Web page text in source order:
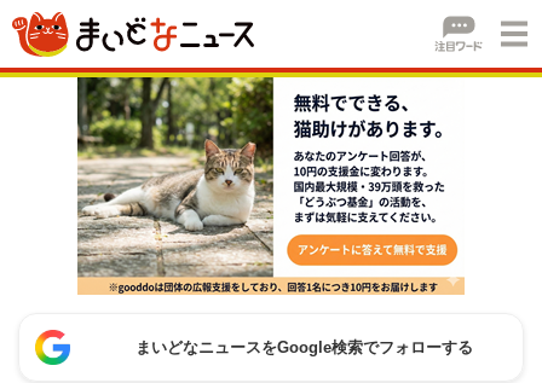
まいどなニュースをGoogle検索でフォローする